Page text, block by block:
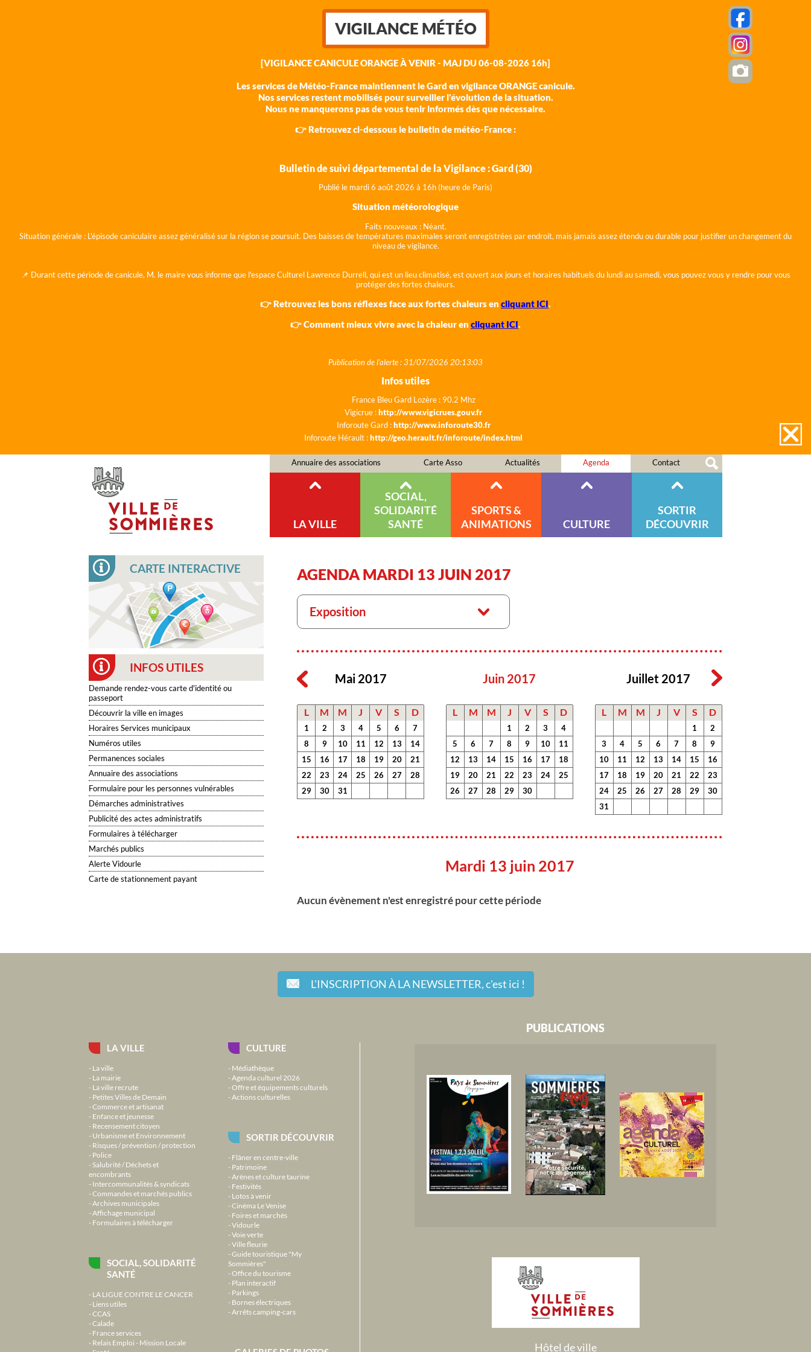
VIGILANCE MÉTÉO
[VIGILANCE CANICULE ORANGE À VENIR - MAJ DU 06-08-2026 16h]
Les services de Météo-France maintiennent le Gard en vigilance ORANGE canicule.
Nos services restent mobilisés pour surveiller l'évolution de la situation.
Nous ne manquerons pas de vous tenir informés dès que nécessaire.
👉 Retrouvez ci-dessous le bulletin de météo-France :
Bulletin de suivi départemental de la Vigilance : Gard (30)
Publié le mardi 6 août 2026 à 16h (heure de Paris)
Situation météorologique
Faits nouveaux : Néant.
Situation générale : L'épisode caniculaire assez généralisé sur la région se poursuit. Des baisses de températures maximales seront enregistrées par endroit, mais jamais assez étendu ou durable pour justifier un changement du
niveau de vigilance.
📌 Durant cette période de canicule, M. le maire vous informe que l'espace Culturel Lawrence Durrell, qui est un lieu climatisé, est ouvert aux jours et horaires habituels du lundi au samedi, vous pouvez vous y rendre pour vous
protéger des fortes chaleurs.
👉 Retrouvez les bons réflexes face aux fortes chaleurs en cliquant ICI.
👉 Comment mieux vivre avec la chaleur en cliquant ICI.
Publication de l'alerte : 31/07/2026 20:13:03
Infos utiles
France Bleu Gard Lozère : 90.2 Mhz
Vigicrue :http://www.vigicrues.gouv.fr
Inforoute Gard :http://www.inforoute30.fr
Inforoute Hérault :http://geo.herault.fr/inforoute/index.html
Annuaire des associations Carte Asso Actualités Agenda Contact
LA VILLE
SOCIAL,
SOLIDARITÉ
SANTÉ
SPORTS &
ANIMATIONS
CULTURE
SORTIR
DÉCOUVRIR
CARTE INTERACTIVE
INFOS UTILES
Demande rendez-vous carte d'identité ou
passeport
Découvrir la ville en images
Horaires Services municipaux
Numéros utiles
Permanences sociales
Annuaire des associations
Formulaire pour les personnes vulnérables
Démarches administratives
Publicité des actes administratifs
Formulaires à télécharger
Marchés publics
Alerte Vidourle
Carte de stationnement payant
AGENDA MARDI 13 JUIN 2017
Exposition
Mai 2017
L M M J V S D
1 2 3 4 5 6
7
8
9 10 11 12 13
14
15
16 17 18 19 20
21
22
23 24 25 26 27
28
29
30 31
Juin 2017
L M M J V S D
1 2 3
4
5
6 7 8 9 10
11
12
13 14 15 16 17
18
19
20 21 22 23 24
25
26
27 28 29 30
Juillet 2017
L M M J V S D
1
2
3
4 5 6 7 8
9
10
11 12 13 14 15
16
17
18 19 20 21 22
23
24
25 26 27 28 29
30
31
Mardi 13 juin 2017
Aucun évènement n'est enregistré pour cette période
L'INSCRIPTION À LA NEWSLETTER,c'est ici !
LA VILLE
La ville
La mairie
La ville recrute
Petites Villes de Demain
Commerce et artisanat
Enfance et jeunesse
Recensement citoyen
Urbanisme et Environnement
Risques / prévention / protection
Police
Salubrité / Déchets et
encombrants
Intercommunalités & syndicats
Commandes et marchés publics
Archives municipales
Affichage municipal
Formulaires à télécharger
SOCIAL, SOLIDARITÉ
SANTÉ
LA LIGUE CONTRE LE CANCER
Liens utiles
CCAS
Calade
France services
Relais Emploi - Mission Locale
CULTURE
Médiathèque
Agenda culturel 2026
Offre et équipements culturels
Actions culturelles
SORTIR DÉCOUVRIR
Flâner en centre-ville
Patrimoine
Arènes et culture taurine
Festivités
Lotos à venir
Cinéma Le Venise
Foires et marchés
Vidourle
Voie verte
Ville fleurie
Guide touristique "My
Sommières"
Office du tourisme
Plan interactif
Parkings
Bornes électriques
Arrêts camping-cars
PUBLICATIONS
Hôtel de ville